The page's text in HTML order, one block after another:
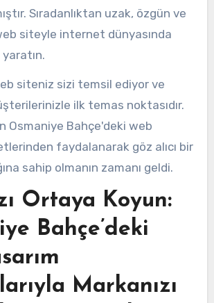
Sıradanlıktan uzak, özgün ve
siteyle internet dünyasında
siteniz sizi temsil ediyor ve
ilk temas noktasıdır.
Osmaniye Bahçe'deki web
faydalanarak göz alıcı bir
sahip olmanın zamanı geldi.
Ortaya Koyun:
Bahçe’deki
Markanızı